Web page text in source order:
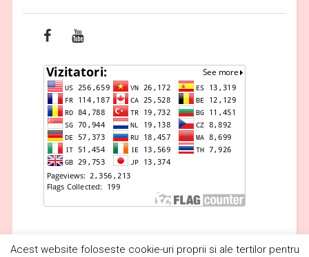
Acest website foloseste cookie-uri proprii si ale tertilor pentru